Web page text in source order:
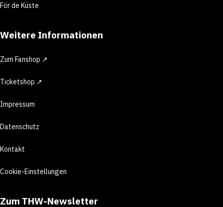
För de Küste
Weitere Informationen
Zum Fanshop ↗
Ticketshop ↗
Impressum
Datenschutz
Kontakt
Cookie-Einstellungen
Zum THW-Newsletter